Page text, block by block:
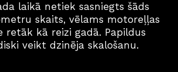
laikā netiek sasniegts šāds
skaits, vēlams motoreļļas
retāk kā reizi gadā. Papildus
veikt dzinēja skalošanu.